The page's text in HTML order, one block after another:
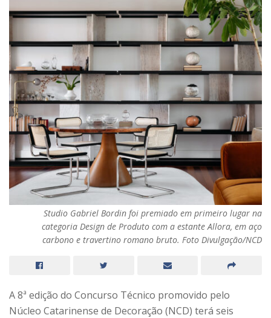
Studio Gabriel Bordin foi premiado em primeiro lugar na
categoria Design de Produto com a estante Allora, em aço
carbono e travertino romano bruto. Foto Divulgação/NCD
A 8ª edição do Concurso Técnico promovido pelo
Núcleo Catarinense de Decoração (NCD) terá seis